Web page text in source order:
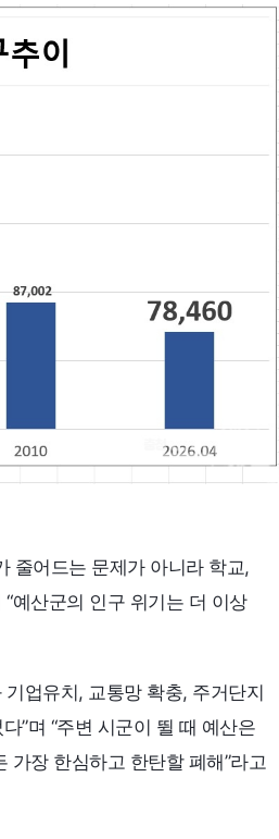
줄어드는 문제가 아니라 학교,
예산군의 인구 위기는 더 이상
기업유치, 교통망 확충, 주거단지
”며 “주변 시군이 뛸 때 예산은
가장 한심하고 한탄할 폐해”라고